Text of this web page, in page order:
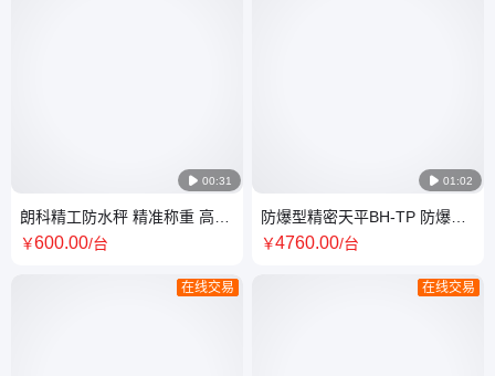
 00:31
朗科精工防水秤 精准称重 高精
度不锈钢材质 双显设计
￥600.00/台
在线交易
 01:02
防爆型精密天平BH-TP 防爆
IICT4规格120g-5200g精度
￥4760.00/台
在线交易